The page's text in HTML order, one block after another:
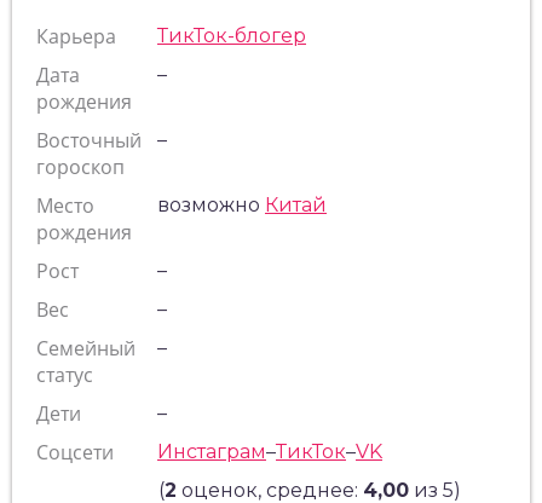
Карьера ТикТок-блогер
Дата
рождения
–
Восточный
гороскоп
–
Место
рождения
возможно Китай
Рост –
Вес –
Семейный
статус
–
Дети –
Соцсети Инстаграм–ТикТок–VK
(2 оценок, среднее: 4,00 из 5)